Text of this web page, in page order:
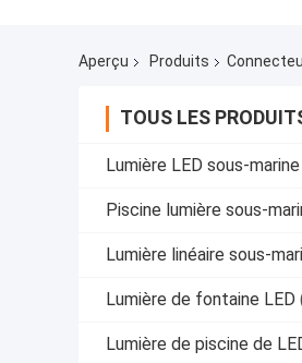
Aperçu Produits
TOUS LES
Lumière LED sous-marine
Piscine lumière sous-
Lumière linéaire sous-
Lumière de fontaine LED
Lumière de piscine de